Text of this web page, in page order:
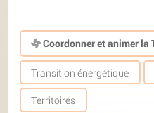
Coordonner et animer la
Transition énergétique
Territoires